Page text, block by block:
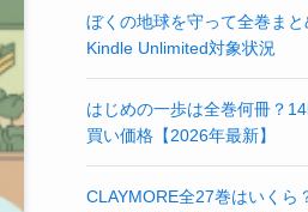
ぼくの地球を守って全巻まと
Kindle Unlimited対象状況
はじめの一歩は全巻何冊？
買い価格【2026年最新】
CLAYMORE全27巻はいくら